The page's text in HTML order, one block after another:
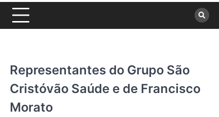
Representantes do Grupo São
Cristóvão Saúde e de Francisco
Morato